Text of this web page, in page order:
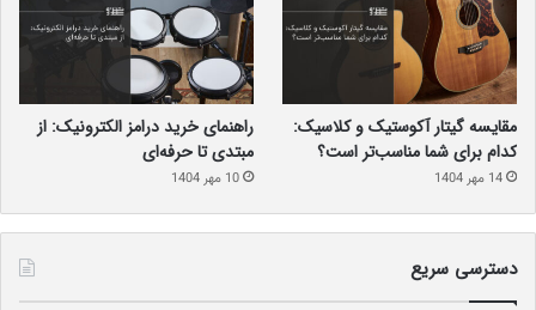
مهندسی صدا شغلی جذاب و چالش‌برانگیز است که به ترکیبی از دانش
فنی، مهارت‌های هنری و خلاقیت نیاز دارد. برای تبدیل شدن به یک
مهندس صدای موفق، باید به مجموعه متنوعی از مهارت‌ها مسلط باشید.
در ادامه، به برخی از مهم‌ترین مهارت‌های مورد نیاز یک مهندس صدا
می‌پردازیم:
مهارت‌های فنی
مقایسه گیتار آکوستیک و کلاسیک:
کدام برای شما مناسب‌تر است؟
14 مهر 1404
راهنمای خرید درامز الکترونیک: از
مبتدی تا حرفه‌ای
10 مهر 1404
دسترسی سریع